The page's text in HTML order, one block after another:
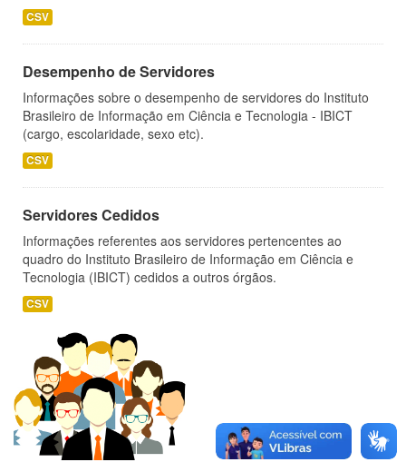
CSV
Desempenho de Servidores
Informações sobre o desempenho de servidores do Instituto
Brasileiro de Informação em Ciência e Tecnologia - IBICT
(cargo, escolaridade, sexo etc).
CSV
Servidores Cedidos
Informações referentes aos servidores pertencentes ao
quadro do Instituto Brasileiro de Informação em Ciência e
Tecnologia (IBICT) cedidos a outros órgãos.
CSV